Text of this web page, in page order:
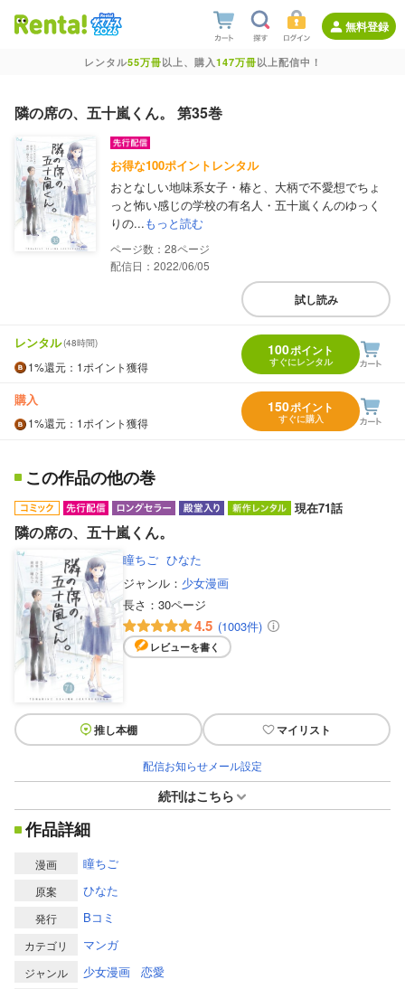
無料登録
レンタル55万冊以上、購入147万冊以上配信中！
隣の席の、五十嵐くん。 第35巻
お得な100ポイントレンタル
おとなしい地味系女子・椿と、大柄で不愛想でちょ
っと怖い感じの学校の有名人・五十嵐くんのゆっく
りの...もっと読む
28
配信日：2022/06/05
試し読み
レンタル(48時間)
1%還元 ：1ポイント獲得
100ポイント
すぐにレンタル
購入
1%還元 ：1ポイント獲得
150ポイント
すぐに購入
この作品の他の巻
現在71話
隣の席の、五十嵐くん。
瞳ちご ひなた
ジャンル： 少女漫画
長さ： 30ページ
4.5 (1003件)
レビューを書く
推し本棚 マイリスト
配信お知らせメール設定
続刊はこちら
作品詳細
漫画 瞳ちご
原案 ひなた
発行 Bコミ
カテゴリ マンガ
ジャンル 少女漫画 恋愛